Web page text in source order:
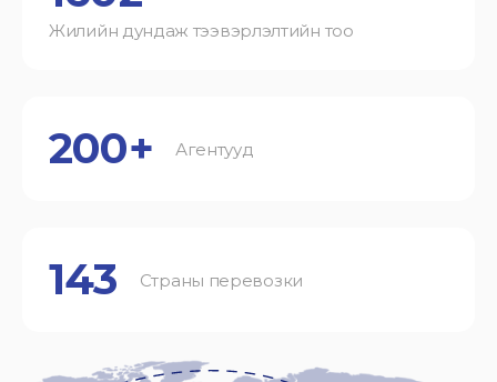
Жилийн дундаж тээвэрлэлтийн тоо
200+ Агентууд
143 Страны перевозки